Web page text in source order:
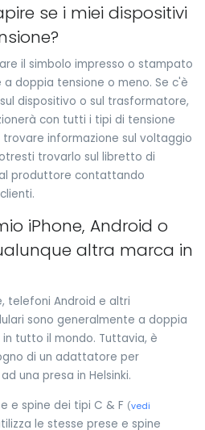
se i miei dispositivi
il simbolo impresso o stampato
doppia tensione o meno. Se c'è
dispositivo o sul trasformatore,
con tutti i tipi di tensione
trovare informazione sul voltaggio
trovarlo sul libretto di
produttore contattando
iPhone, Android o
altra marca in
telefoni Android e altri
sono generalmente a doppia
in tutto il mondo. Tuttavia, è
di un adattatore per
una presa in Helsinki.
e spine dei tipi C & F (vedi
le stesse prese e spine